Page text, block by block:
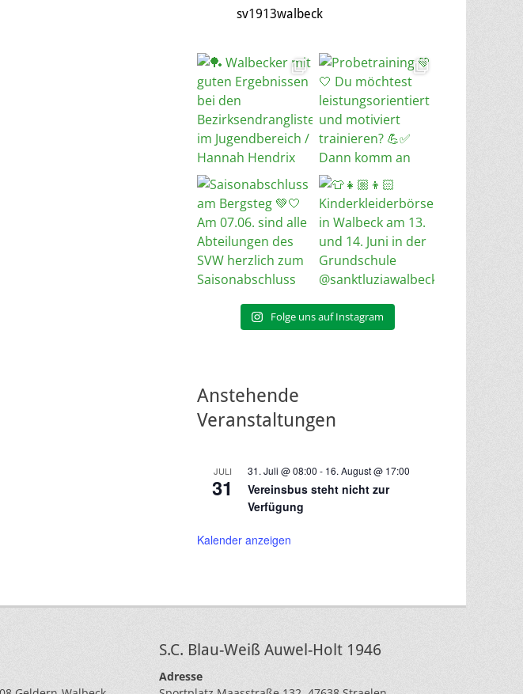
sv1913walbeck
Folge uns auf Instagram
Anstehende
Veranstaltungen
JULI
31
31. Juli @ 08:00 - 16. August @ 17:00
Vereinsbus steht nicht zur
Verfügung
Kalender anzeigen
S.C. Blau-Weiß Auwel-Holt 1946
Adresse